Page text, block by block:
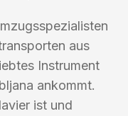
aus
Instrument
ankommt.
ist und